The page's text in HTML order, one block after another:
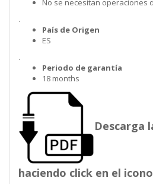
No se necesitan operaciones
.
País de Origen
ES
.
Periodo de garantía
18 months
Descarga
haciendo click en el